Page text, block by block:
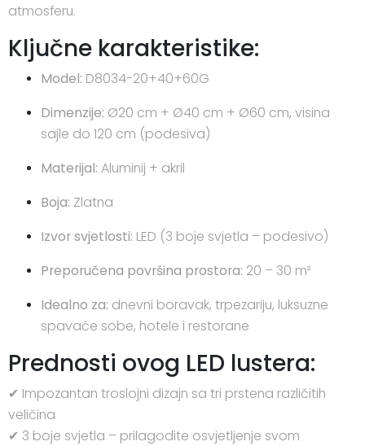
atmosferu.
Ključne karakteristike:
Model: D8034-20+40+60G
Dimenzije: Ø20 cm + Ø40 cm + Ø60 cm, visina
sajle do 120 cm (podesiva)
Materijal: Aluminij + akril
Boja: Zlatna
Izvor svjetlosti: LED (3 boje svjetla – podesivo)
Preporučena površina prostora: 20 – 30 m²
Idealno za: dnevni boravak, trpezariju, luksuzne
spavaće sobe, hotele i restorane
Prednosti ovog LED lustera:
✔ Impozantan troslojni dizajn sa tri prstena različitih
veličina
✔ 3 boje svjetla – prilagodite osvjetljenje svom